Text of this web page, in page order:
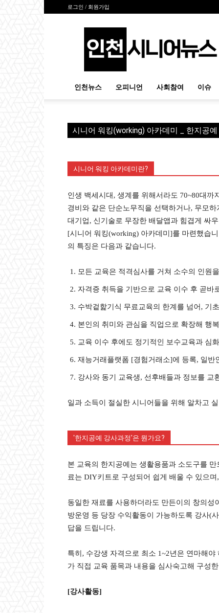
로그인 / 회원가입
시
인천뉴스 오피니언 사회참여 이슈
시니어 워킹(working) 아카데미 _ 한지공
시니어 워킹 아카데미란?
인생 백세시대, 생계를 위해서라도 70~80대
경비와 같은 단순노무직을 선택하거나, 무모
대기업, 신기술로 무장한 배달앱과 힘겹게 싸
[시니어 워킹(working) 아카데미]를 마련했습
의 특징은 다음과 같습니다.
모든 교육은 적격심사를 거쳐 소수의 인원
자격증 취득을 기반으로 교육 이수 후 곧바
수박겉핥기식 무료교육의 한계를 넘어, 기
본인의 취미와 관심을 직업으로 확장해 행
교육 이수 후에도 정기적인 보수교육과 심
재능거래플랫폼 [경험거래소]에 등록, 일
강사와 동기 교육생, 선후배들과 정보를 교
일과 소득이 절실한 시니어들을 위해 알차고
'한지공예 강사과정'은 뭔가요?
본 교육의 한지공예는 생활용품과 소도구를
료는 DIY키트로 구성되어 쉽게 배울 수 있으
동일한 재료를 사용하더라도 만든이의 창의
방운영 등 당장 수익활동이 가능하도록 강사(
답을 드립니다.
특히, 수강생 자격으로 최소 1~2년은 연마해
가 직접 교육 품목과 내용을 심사숙고해 구성
[강사활동]